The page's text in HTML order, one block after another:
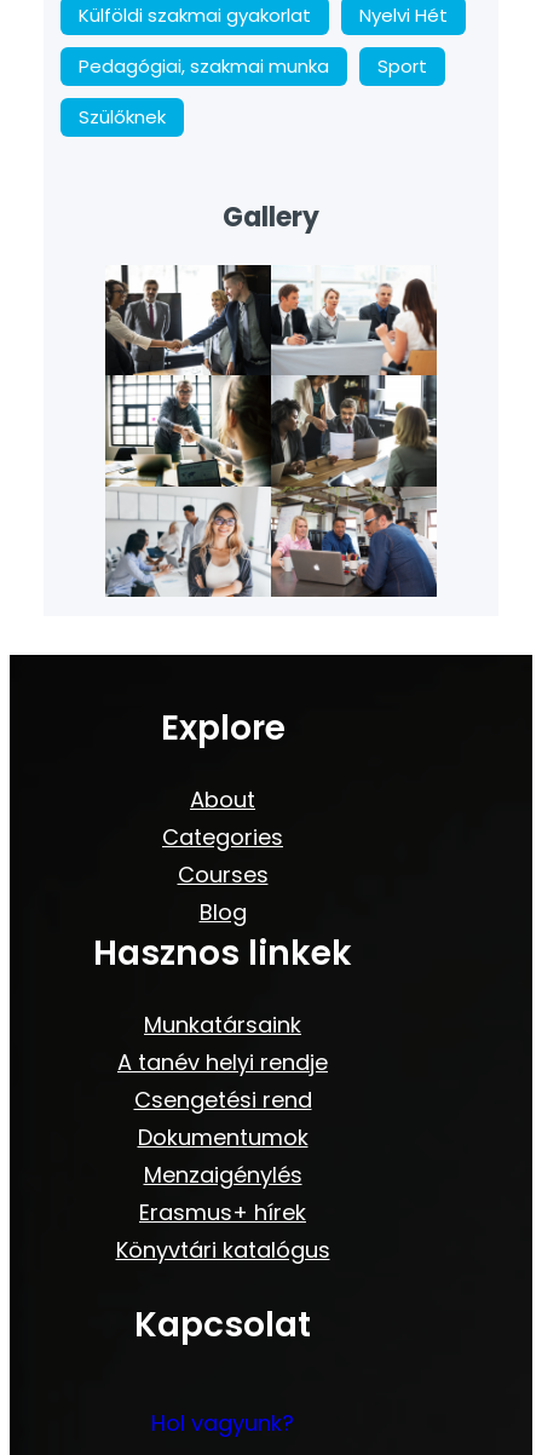
Külföldi szakmai gyakorlat
Nyelvi Hét
Pedagógiai, szakmai munka
Sport
Szülőknek
Gallery
Explore
About
Categories
Courses
Blog
Hasznos linkek
Munkatársaink
A tanév helyi rendje
Csengetési rend
Dokumentumok
Menzaigénylés
Erasmus+ hírek
Könyvtári katalógus
Kapcsolat
Hol vagyunk?